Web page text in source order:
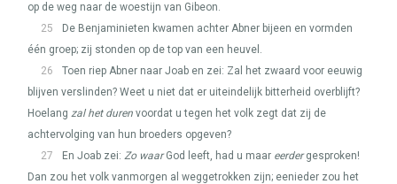
op de weg naar de woestijn van Gibeon.
25
De Benjaminieten kwamen achter Abner bijeen en vormden
één groep; zij stonden op de top van een heuvel.
26
Toen riep Abner naar Joab en zei: Zal het zwaard voor eeuwig
blijven verslinden? Weet u niet dat er uiteindelijk bitterheid overblijft?
Hoelang zal het duren voordat u tegen het volk zegt dat zij de
achtervolging van hun broeders opgeven?
27
En Joab zei: Zo waarGod leeft, had u maar eerdergesproken!
Dan zou het volk vanmorgen al weggetrokken zijn; eenieder zou het